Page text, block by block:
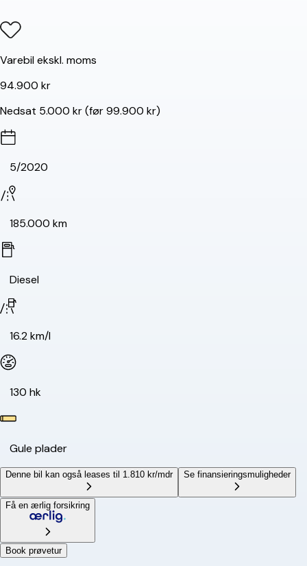
Varebil ekskl. moms
94.900 kr
Nedsat 5.000 kr (før 99.900 kr)
5/2020
185.000 km
Diesel
16.2 km/l
130 hk
Gule plader
Denne bil kan også leases til 1.810 kr/mdr Se finansieringsmuligheder
Få en ærlig forsikring
Book prøvetur